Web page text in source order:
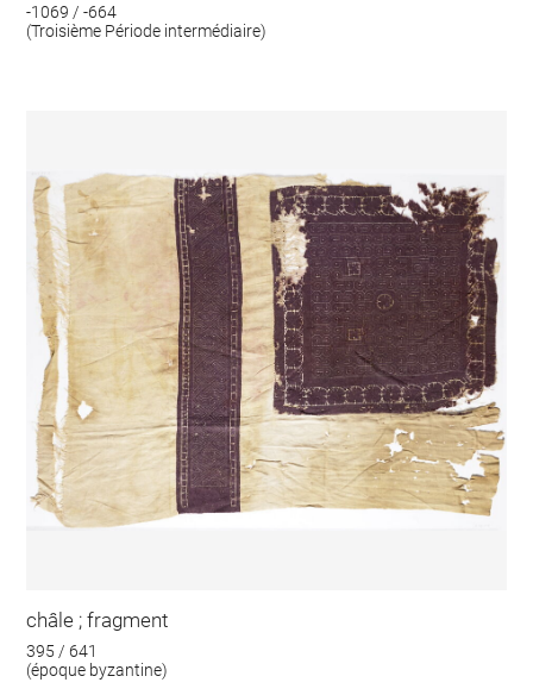
-1069 / -664
(Troisième Période intermédiaire)
châle ; fragment
395 / 641
(époque byzantine)